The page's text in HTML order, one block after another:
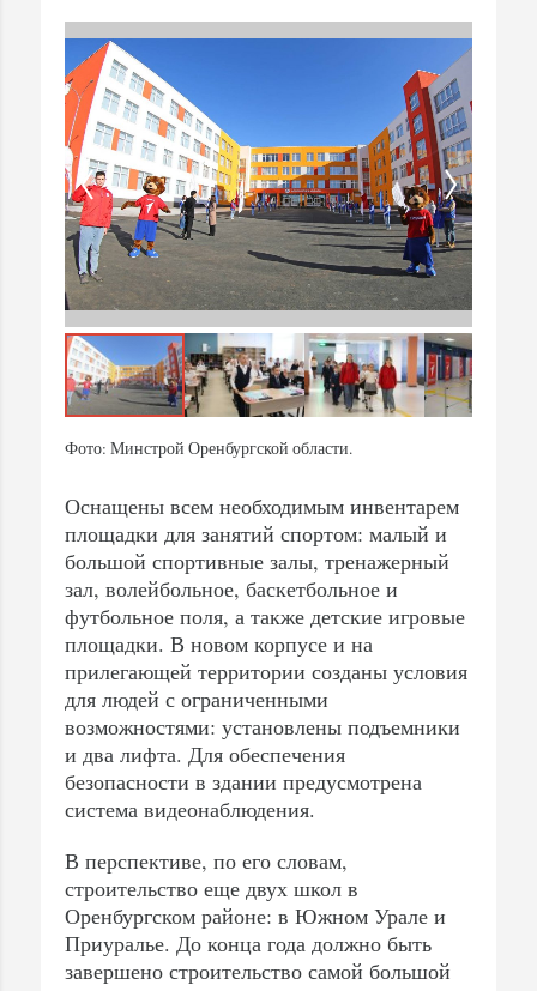
Фото: Минстрой Оренбургской области.
Оснащены всем необходимым инвентарем
площадки для занятий спортом: малый и
большой спортивные залы, тренажерный
зал, волейбольное, баскетбольное и
футбольное поля, а также детские игровые
площадки. В новом корпусе и на
прилегающей территории созданы условия
для людей с ограниченными
возможностями: установлены подъемники
и два лифта. Для обеспечения
безопасности в здании предусмотрена
система видеонаблюдения.
В перспективе, по его словам,
строительство еще двух школ в
Оренбургском районе: в Южном Урале и
Приуралье. До конца года должно быть
завершено строительство самой большой